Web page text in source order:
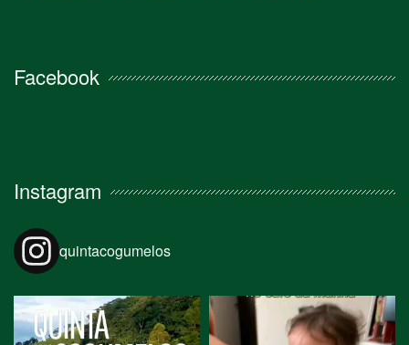
Facebook
Instagram
quintacogumelos